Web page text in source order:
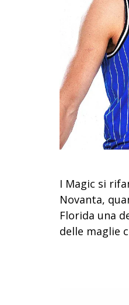
I Magic si
Novanta,
Florida una
delle maglie